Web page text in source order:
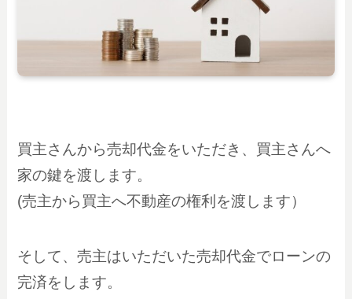
買主さんから売却代金をいただき、買主さんへ
家の鍵を渡します。
(売主から買主へ不動産の権利を渡します）
そして、売主はいただいた売却代金でローンの
完済をします。